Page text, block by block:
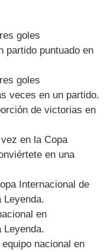
goles
partido puntuado en
goles
veces en un partido.
de victorias en
en la Copa
en una
Internacional de
Leyenda.
en
Leyenda.
nacional en